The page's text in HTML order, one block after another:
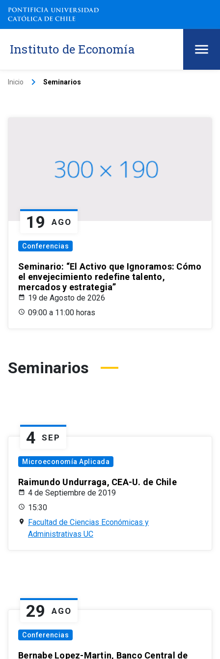
Instituto de Economía
Inicio keyboard_arrow_right Seminarios
19 AGO
Conferencias
Seminario: “El Activo que Ignoramos: Cómo
el envejecimiento redefine talento,
mercados y estrategia”
19 de Agosto de 2026
09:00 a 11:00 horas
Seminarios
4 SEP
Microeconomía Aplicada
Raimundo Undurraga, CEA-U. de Chile
4 de Septiembre de 2019
15:30
Facultad de Ciencias Económicas y
Administrativas UC
29 AGO
Conferencias
Bernabe Lopez-Martin, Banco Central de